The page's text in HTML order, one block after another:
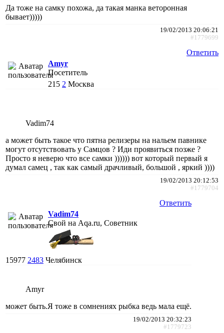
Да тоже на самку похожа, да такая манка веторонная
бывает)))))
19/02/2013 20:06:21
#1779699
Ответить
Amyr
Посетитель
215 2 Москва
Vadim74
а может быть такое что пятна релизеры на нальем павнике
могут отсутствовать у Самцов ? Иди проявиться позже ?
Просто я неверю что все самки )))))) вот который первый я
думал самец , так как самый драчливый, большой , яркий ))))
19/02/2013 20:12:53
#1779704
Ответить
Vadim74
Свой на Aqa.ru, Советник
15977 2483 Челябинск
Amyr
может быть.Я тоже в сомнениях рыбка ведь мала ещё.
19/02/2013 20:32:23
#1779723